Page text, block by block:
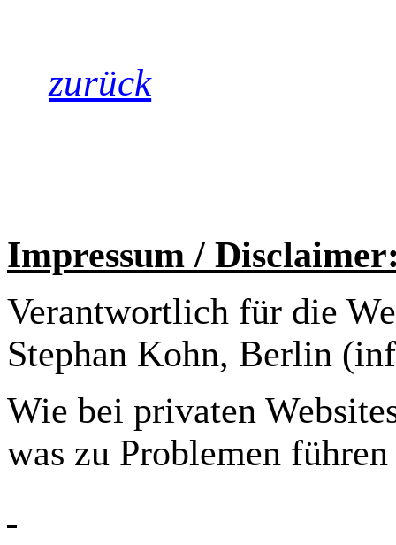
zurück
Impressum /
Verantwortlich für die
Stephan Kohn, Berlin
Wie bei privaten
was zu Problemen